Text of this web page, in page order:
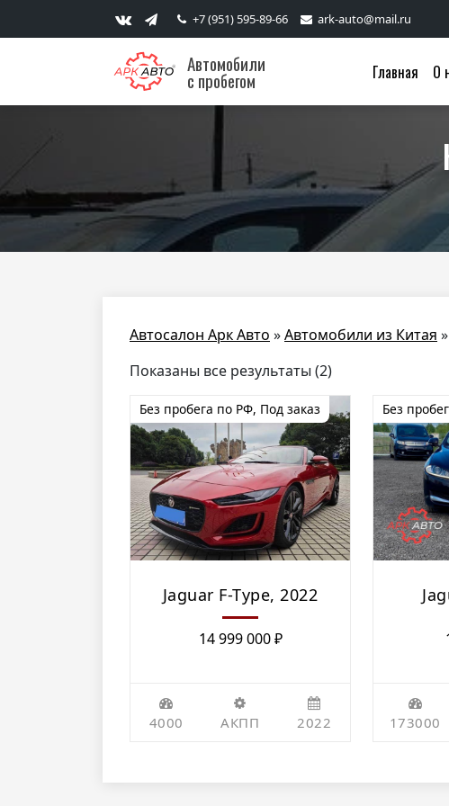
+7 (951) 595-89-66 ark-auto@mail.ru
Автомобили
с пробегом Главная О
Автосалон Арк Авто »Автомобили из Китая »
Показаны все результаты (2)
Без пробега по РФ, Под заказ
Jaguar F-Type, 2022
14 999 000₽
4000 АКПП 2022
Без
173000